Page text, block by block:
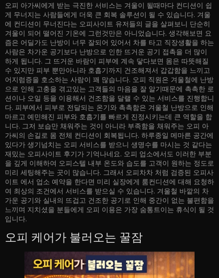
오피 아가씨에게 받는 극진한 서비스는 겨울이 될때마다 컨디션이 쉽
게 무너지는 사람들에게 더욱 큰 회복 솔루션이 될 수 있습니다. 겨울
에 컨디션이 무너진다는 오피사이트 유저들의 글을 살펴보니 단순히
겨울이 되어 떨어진 기온에 그런것만은 아니었습니다. 생각해보면 요
즘은 어딜가도 난방이 너무 잘되어 있어서 차를 타고 직장생활을 하는
사람은 차가운 공기보다 난방으로 인한 뜨거운 공기 접촉을 더 많이
하게 됩니다. 그 뜨거운 바람이 피부에 계속 닿다보면 몸은 따뜻해질
수 있지만 피부 뿐만아니라 호흡기까지 건조해져서 갑갑함을 느끼고
어지럼증을 호소하는 사람이 꽤 많습니다. 오피 직원은 겨울철에 난방
으로 인해 고충을 겪고있는 고객들의 마음을 잘 알기때문에 촉촉한 로
션이나 오일 등을 이용해서 건조함을 달랠 수 있는 서비스를 진행합니
다. 피부에서 피부로 전달되는 온기와 촉촉함은 겨울철 난방으로 인해
마르고 예민해진 피부와 호흡기를 빠르게 진정시키는데 큰 역할을 합
니다. 그저 보습만 채워주는 것이 아니라 부족함을 채워주는 오피 아
가씨의 손길로 몸 전체 컨디션이 회복됩니다. 하루종일 메마른 공간에
있다가 생기넘치는 오피 서비스를 받으니 생명수를 마시는 것 같다는
재밌는 오피사이트 후기가 기억나네요. 오피 업소에서도 이러한 부분
을 깊게 이해하여 오피스텔 내부 온도와 습도를 고객이 원하는 정도로
미리 세팅해주는 곳이 많습니다. 그래서 오피차차 처럼 검증된 오피사
이트 에서 업소 예약을 한다면 미리 실장에게 룸컨디션에 대해 요청하
여 최상의 조건에서 서비스를 받으실 수 있습니다. 겨울철 바깥의 차
가운 공기와 실내의 뜨겁고 건조한 공기로 인해 중간이 없는 불편함을
느끼며 지치셨을 분들에게 오피 이용은 가장 숨통트이는 휴식이 될 것
입니다.
오피 케어가 불러오는 꿀잠